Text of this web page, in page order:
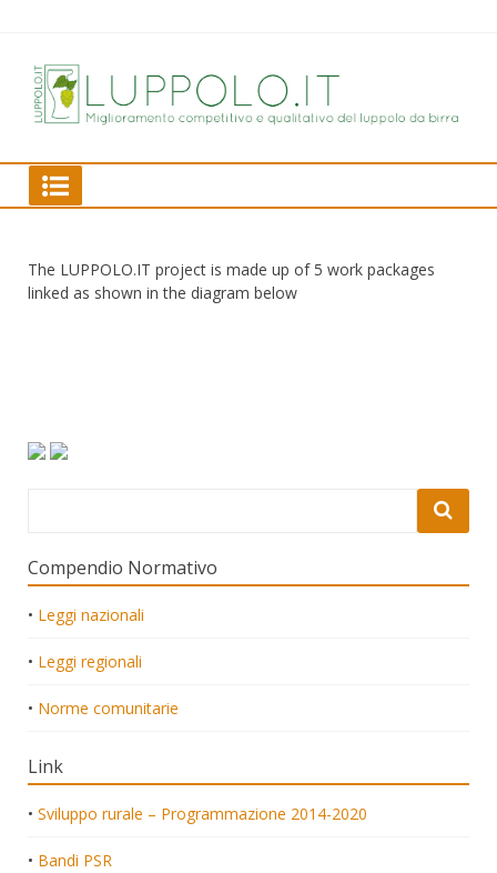
LUPPOLO.IT
The LUPPOLO.IT project is made up of 5 work packages
linked as shown in the diagram below
Compendio Normativo
• Leggi nazionali
• Leggi regionali
• Norme comunitarie
Link
• Sviluppo rurale – Programmazione 2014-2020
• Bandi PSR